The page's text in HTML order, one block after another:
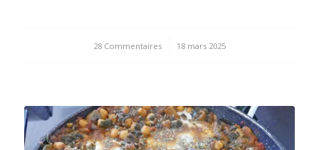
28 Commentaires
/ 18 mars 2025